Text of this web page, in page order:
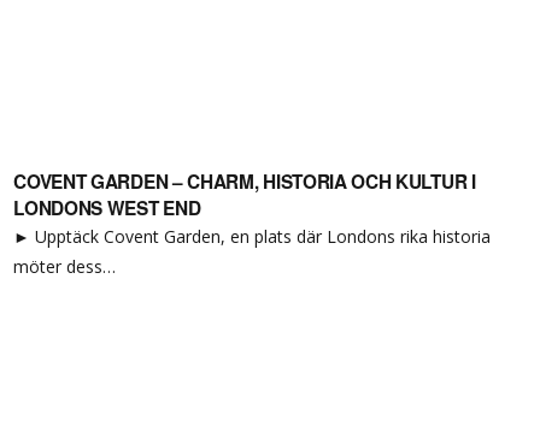
COVENT GARDEN – CHARM, HISTORIA OCH KULTUR I
LONDONS WEST END
► Upptäck Covent Garden, en plats där Londons rika historia
möter dess…